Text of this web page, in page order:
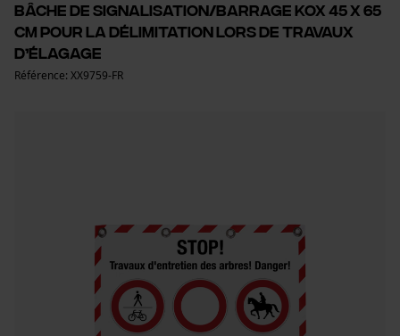
Bâche de signalisation/barrage KOX 45 x 65
cm pour la délimitation lors de travaux
d’élagage
Référence: XX9759-FR